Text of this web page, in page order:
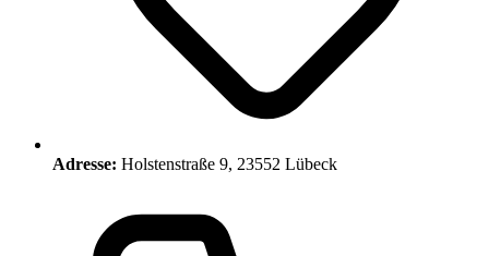
Adresse: Holstenstraße 9, 23552 Lübeck